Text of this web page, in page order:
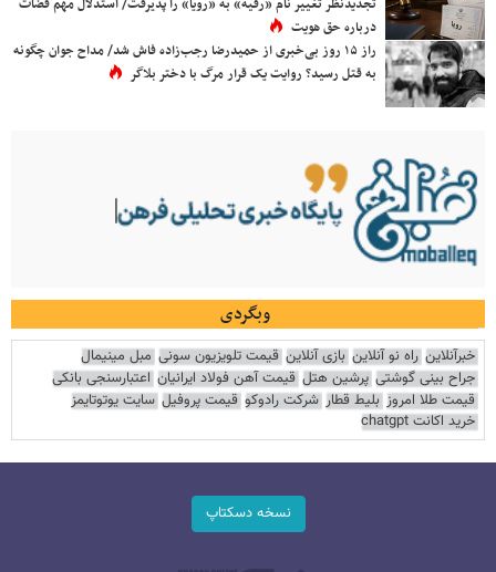
تجدیدنظر تغییر نام «رقیه» به «رویا» را پذیرفت/ استدلال مهم قضات
درباره حق هویت
راز ۱۵ روز بی‌خبری از حمیدرضا رجب‌زاده فاش شد/ مداح جوان چگونه
به قتل رسید؟ روایت یک قرار مرگ با دختر بلاگر
وبگردی
خبرآنلاین راه نو آنلاین بازی آنلاین قیمت تلویزیون سونی مبل مینیمال
جراح بینی گوشتی پرشین هتل قیمت آهن فولاد ایرانیان اعتبارسنجی بانکی
قیمت طلا امروز بلیط قطار شرکت رادوکو قیمت پروفیل سایت یوتوتایمز
خرید اکانت chatgpt
نسخه دسکتاپ